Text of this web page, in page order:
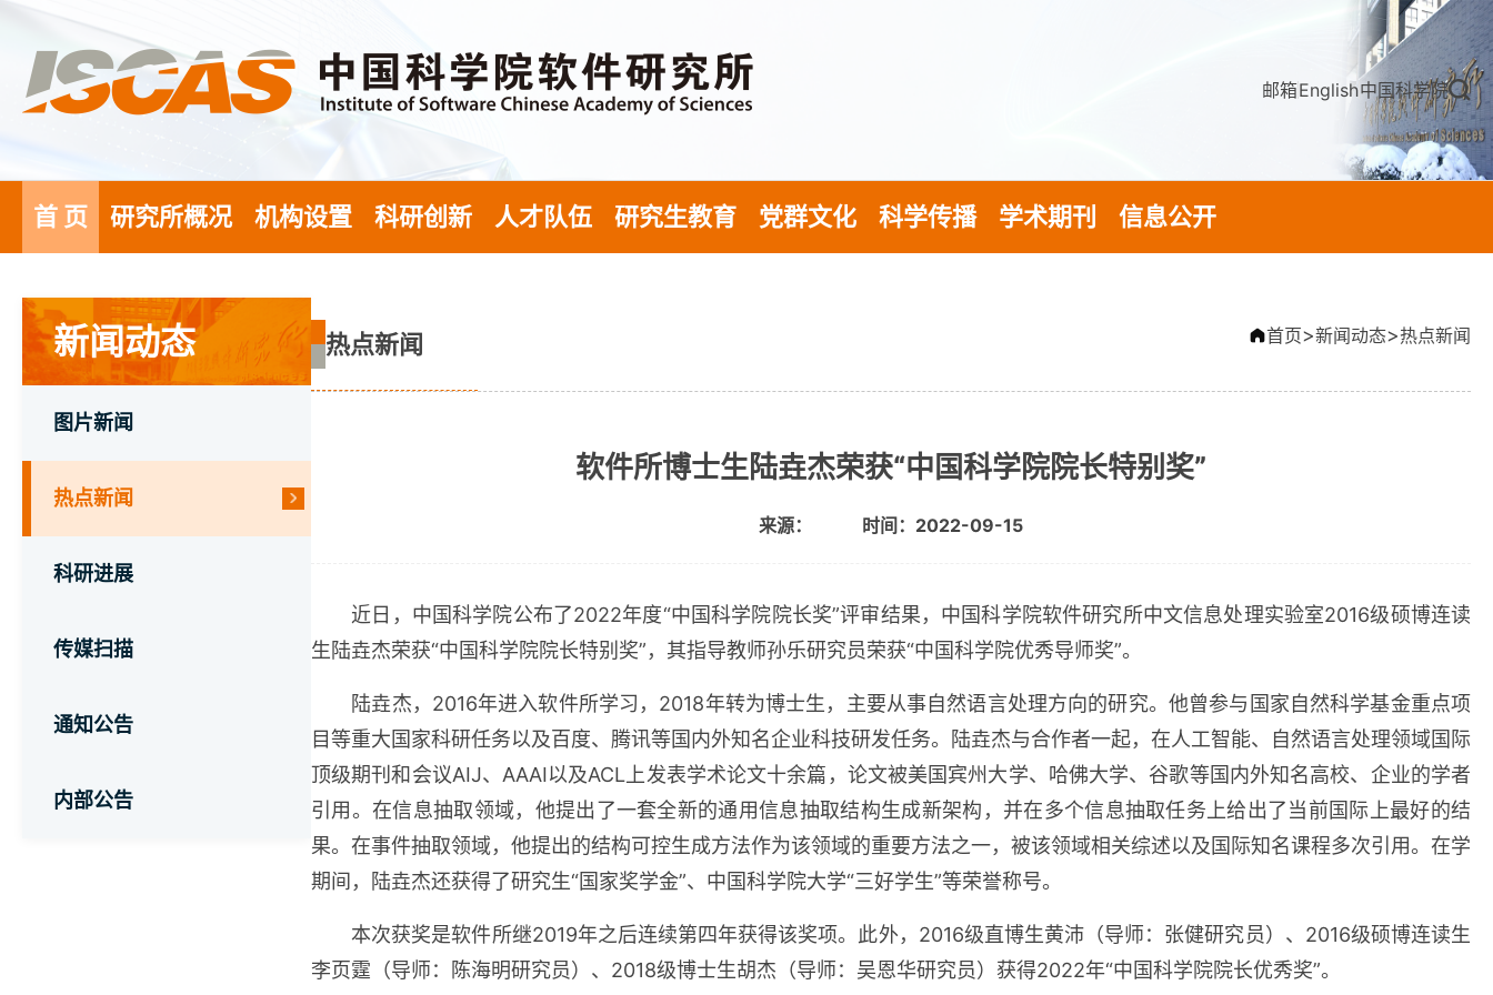
邮箱English中国科学院
首 页 研究所概况 机构设置 科研创新 人才队伍 研究生教育 党群文化 科学传播 学术期刊 信息公开
新闻动态
图片新闻
热点新闻
科研进展
传媒扫描
通知公告
内部公告
热点新闻 首页>新闻动态>热点新闻
软件所博士生陆垚杰荣获“中国科学院院长特别奖”
来源： 时间：2022-09-15
近日，中国科学院公布了2022年度“中国科学院院长奖”评审结果，中国科学院软件研究所中文信息处理实验室2016级硕博连读
生陆垚杰荣获“中国科学院院长特别奖”，其指导教师孙乐研究员荣获“中国科学院优秀导师奖”。
陆垚杰， 2016年进入软件所学习， 2018年转为博士生，主要从事自然语言处理方向的研究。他曾参与国家自然科学基金重点项
目等重大国家科研任务以及百度、腾讯等国内外知名企业科技研发任务。陆垚杰与合作者一起，在人工智能、自然语言处理领域国际
顶级期刊和会议AIJ、 AAAI以及ACL 上发表学术论文十余篇，论文被美国宾州大学、哈佛大学、谷歌等国内外知名高校、企业的学者
引用。在信息抽取领域，他提出了一套全新的通用信息抽取结构生成新架构，并在多个信息抽取任务上给出了当前国际上最好的结
果。在事件抽取领域，他提出的结构可控生成方法作为该领域的重要方法之一，被该领域相关综述以及国际知名课程多次引用。在学
期间，陆垚杰还获得了研究生“国家奖学金”、中国科学院大学“三好学生”等荣誉称号。
本次获奖是软件所继2019年之后连续第四年获得该奖项。此外， 2016级直博生黄沛（导师：张健研究员）、 2016级硕博连读生
李页霆（导师：陈海明研究员）、 2018级博士生胡杰（导师：吴恩华研究员）获得2022年“中国科学院院长优秀奖”。